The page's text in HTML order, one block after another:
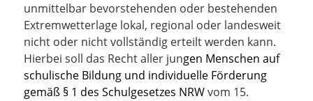
unmittelbar bevorstehenden oder bestehenden
Extremwetterlage lokal, regional oder landesweit
nicht oder nicht vollständig erteilt werden kann.
Hierbei soll das Recht aller jungen Menschen auf
schulische Bildung und individuelle Förderung
gemäß § 1 des Schulgesetzes NRWvom 15.